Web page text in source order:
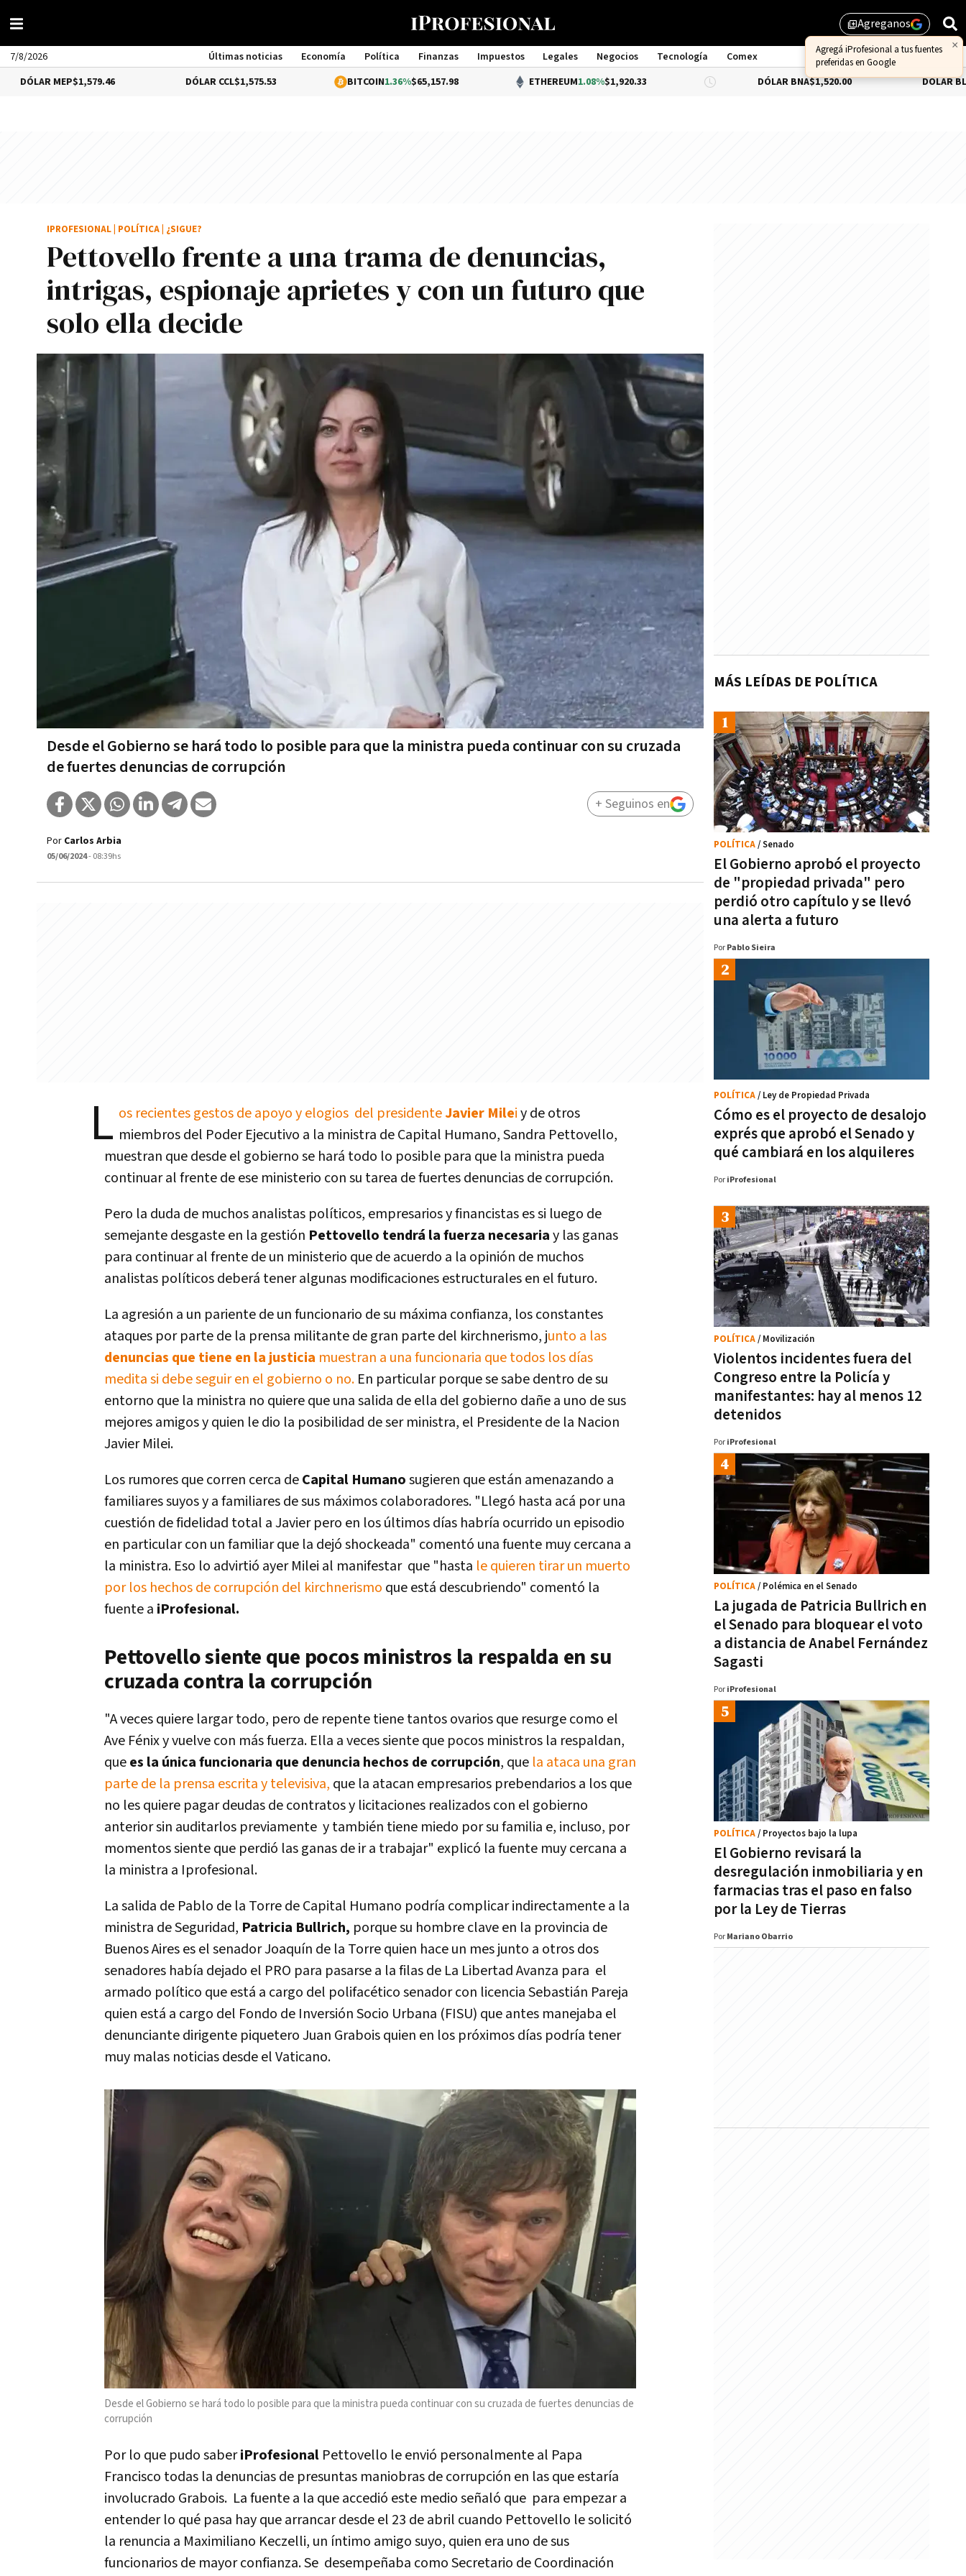
library_addAgreganos
7/8/2026 Últimas noticias Economía Política Finanzas Impuestos Legales Negocios Tecnología
Comex
Management
$1,579.46 $1,575.53 1.36%$65,157.98 ETHEREUM 1.08%$1,920.33 DÓLAR BNA $1,520.00 DÓLAR BLUE-0.66%
Pettovello frente a una trama de denuncias,
intrigas, espionaje aprietes y con un futuro que
solo ella decide
Desde el Gobierno se hará todo lo posible para que la ministra pueda continuar con su cruzada
de fuertes denuncias de corrupción
IPROFESIONAL POLÍTICA ¿SIGUE?
Por Carlos Arbia
05/06/2024- 08:39hs
+ Seguinos en
L os recientes gestos de apoyo y elogios del presidenteJavier Mileiy de otros
miembros del Poder Ejecutivo a la ministra de Capital Humano, Sandra Pettovello,
muestran que desde el gobierno se hará todo lo posible para que la ministra pueda
continuar al frente de ese ministerio con su tarea de fuertes denuncias de corrupción.
Pero la duda de muchos analistas políticos, empresarios y financistas es si luego de
semejante desgaste en la gestión Pettovello tendrá la fuerza necesariay las ganas
para continuar al frente de un ministerio que de acuerdo a la opinión de muchos
analistas políticos deberá tener algunas modificaciones estructurales en el futuro.
La agresión a un pariente de un funcionario de su máxima confianza, los constantes
ataques por parte de la prensa militante de gran parte del kirchnerismo, junto a las
denuncias que tiene en la justicia muestran a una funcionaria que todos los días
medita si debe seguir en el gobierno o no. En particular porque se sabe dentro de su
entorno que la ministra no quiere que una salida de ella del gobierno dañe a uno de sus
mejores amigos y quien le dio la posibilidad de ser ministra, el Presidente de la Nacion
Javier Milei.
Los rumores que corren cerca deCapital Humanosugieren que están amenazando a
familiares suyos y a familiares de sus máximos colaboradores. "Llegó hasta acá por una
cuestión de fidelidad total a Javier pero en los últimos días habría ocurrido un episodio
en particular con un familiar que la dejó shockeada" comentó una fuente muy cercana a
la ministra. Eso lo advirtió ayer Milei al manifestar que "hasta le quieren tirar un muerto
por los hechos de corrupción del kirchnerismo que está descubriendo" comentó la
fuente a iProfesional.
Pettovello siente que pocos ministros la respalda en su
cruzada contra la corrupción
"A veces quiere largar todo, pero de repente tiene tantos ovarios que resurge como el
Ave Fénix y vuelve con más fuerza. Ella a veces siente que pocos ministros la respaldan,
quees la única funcionaria que denuncia hechos de corrupción, que la ataca una gran
parte de la prensa escrita y televisiva, que la atacan empresarios prebendarios a los que
no les quiere pagar deudas de contratos y licitaciones realizados con el gobierno
anterior sin auditarlos previamente y también tiene miedo por su familia e, incluso, por
momentos siente que perdió las ganas de ir a trabajar" explicó la fuente muy cercana a
la ministra a Iprofesional.
La salida de Pablo de la Torre de Capital Humano podría complicar indirectamente a la
ministra de Seguridad, Patricia Bullrich, porque su hombre clave en la provincia de
Buenos Aires es el senador Joaquín de la Torre quien hace un mes junto a otros dos
senadores había dejado el PRO para pasarse a la filas de La Libertad Avanza para el
armado político que está a cargo del polifacético senador con licencia Sebastián Pareja
quien está a cargo del Fondo de Inversión Socio Urbana (FISU) que antes manejaba el
denunciante dirigente piquetero Juan Grabois quien en los próximos días podría tener
muy malas noticias desde el Vaticano.
Desde el Gobierno se hará todo lo posible para que la ministra pueda continuar con su cruzada de fuertes denuncias de
corrupción
Por lo que pudo saberiProfesional Pettovello le envió personalmente al Papa
Francisco todas la denuncias de presuntas maniobras de corrupción en las que estaría
involucrado Grabois. La fuente a la que accedió este medio señaló que para empezar a
entender lo qué pasa hay que arrancar desde el 23 de abril cuando Pettovello le solicitó
la renuncia a Maximiliano Keczelli, un íntimo amigo suyo, quien era uno de sus
funcionarios de mayor confianza. Se desempeñaba como Secretario de Coordinación
MÁS LEÍDAS DE POLÍTICA
El Gobierno aprobó el proyecto
de "propiedad privada" pero
perdió otro capítulo y se llevó
una alerta a futuro
POLÍTICA/ Senado
Por Pablo Sieira
Cómo es el proyecto de desalojo
exprés que aprobó el Senado y
qué cambiará en los alquileres
POLÍTICA/ Ley de Propiedad Privada
Por iProfesional
Violentos incidentes fuera del
Congreso entre la Policía y
manifestantes: hay al menos 12
detenidos
POLÍTICA/ Movilización
Por iProfesional
La jugada de Patricia Bullrich en
el Senado para bloquear el voto
a distancia de Anabel Fernández
Sagasti
POLÍTICA/ Polémica en el Senado
Por iProfesional
El Gobierno revisará la
desregulación inmobiliaria y en
farmacias tras el paso en falso
por la Ley de Tierras
POLÍTICA/ Proyectos bajo la lupa
Por Mariano Obarrio